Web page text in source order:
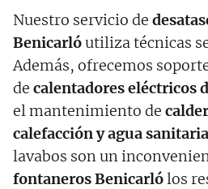
Nuestro servicio de
Benicarlóutiliza técnicas
Además, ofrecemos
de calentadores eléctricos
el mantenimiento de
calefacción y agua sanitaria
lavabos son un
fontaneros Benicarlólos